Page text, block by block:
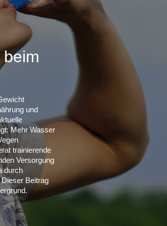
und
Mehr Wasser
trainierende
Versorgung
durch
Beitrag